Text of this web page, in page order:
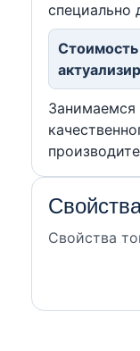
специально
Стоимость
Свойства